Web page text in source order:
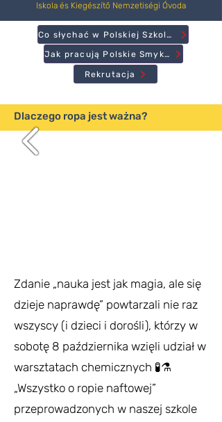
Iskola és Kiegészítő Nemzetiségi Óvoda
Rekrutacja
Jak pracują Polskie Smyki?
Co słychać w Polskiej Szkole?
Dlaczego ropa jest ważna?
Zdanie „nauka jest jak magia, ale się
dzieje naprawdę” powtarzali nie raz
wszyscy (i dzieci i dorośli), którzy w
sobotę 8 października wzięli udział w
warsztatach chemicznych 🧪⚗️
„Wszystko o ropie naftowej”
przeprowadzonych w naszej szkole